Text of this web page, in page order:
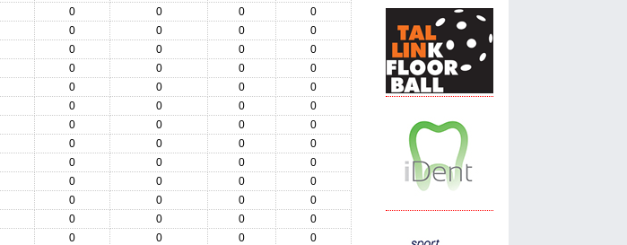
0 0 0
0
0 0 0
0
0 0 0
0
0 0 0
0
0 0 0
0
0 0 0
0
0 0 0
0
0 0 0
0
0 0 0
0
0 0 0
0
0 0 0
0
0 0 0
0
0 0 0
0